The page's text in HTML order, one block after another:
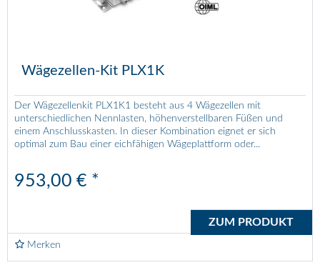
Wägezellen-Kit PLX1K
Der Wägezellenkit PLX1K1 besteht aus 4 Wägezellen mit
unterschiedlichen Nennlasten, höhenverstellbaren Füßen und
einem Anschlusskasten. In dieser Kombination eignet er sich
optimal zum Bau einer eichfähigen Wägeplattform oder...
953,00 € *
ZUM PRODUKT
Merken